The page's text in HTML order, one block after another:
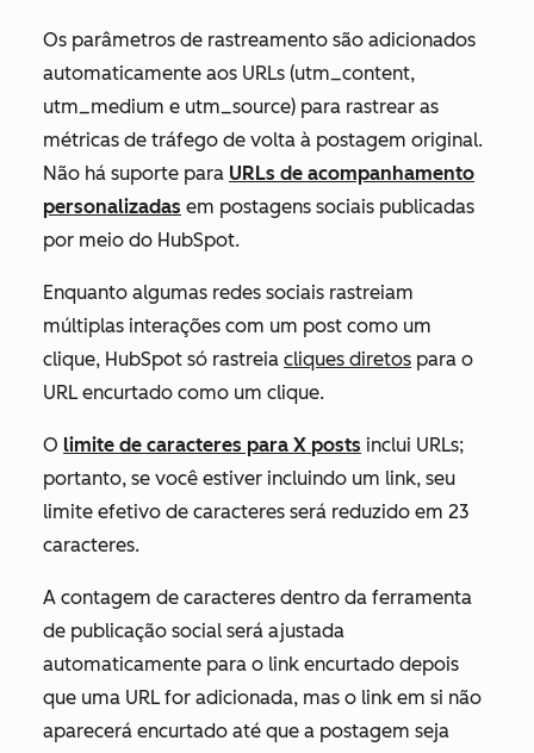
Os parâmetros de rastreamento são adicionados
automaticamente aos URLs (utm_content,
utm_medium e utm_source) para rastrear as
métricas de tráfego de volta à postagem original.
Não há suporte para URLs de acompanhamento
personalizadas em postagens sociais publicadas
por meio do HubSpot.
Enquanto algumas redes sociais rastreiam
múltiplas interações com um post como um
clique, HubSpot só rastreia cliques diretos para o
URL encurtado como um clique.
O limite de caracteres para X posts inclui URLs;
portanto, se você estiver incluindo um link, seu
limite efetivo de caracteres será reduzido em 23
caracteres.
A contagem de caracteres dentro da ferramenta
de publicação social será ajustada
automaticamente para o link encurtado depois
que uma URL for adicionada, mas o link em si não
aparecerá encurtado até que a postagem seja